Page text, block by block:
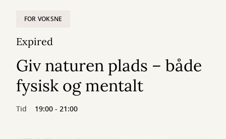
FOR VOKSNE
Expired
Giv naturen plads – både
fysisk og mentalt
Tid 19:00 - 21:00